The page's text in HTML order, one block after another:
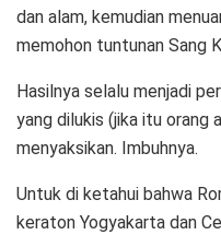
dan alam, kemudian
memohon tuntunan Sang
Hasilnya selalu menjadi
yang dilukis (jika itu orang
menyaksikan. Imbuhnya.
Untuk di ketahui bahwa
keraton Yogyakarta dan